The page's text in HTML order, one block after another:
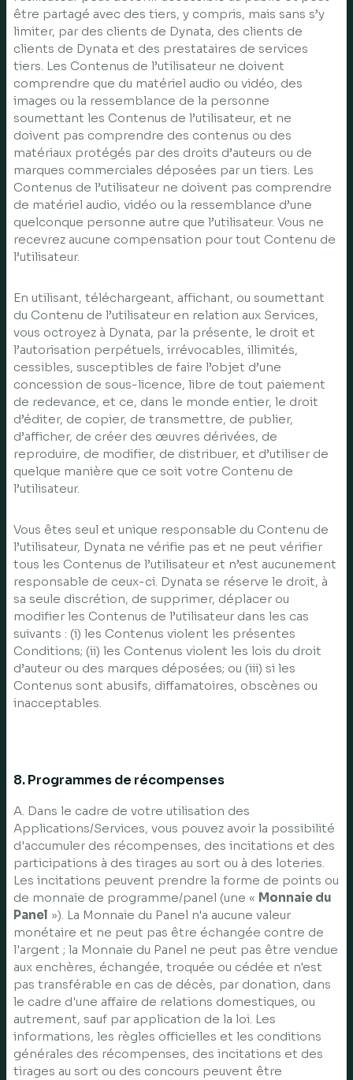
être partagé avec des tiers, y compris, mais sans s’y
limiter, par des clients de Dynata, des clients de
clients de Dynata et des prestataires de services
tiers. Les Contenus de l’utilisateur ne doivent
comprendre que du matériel audio ou vidéo, des
images ou la ressemblance de la personne
soumettant les Contenus de l’utilisateur, et ne
doivent pas comprendre des contenus ou des
matériaux protégés par des droits d’auteurs ou de
marques commerciales déposées par un tiers. Les
Contenus de l’utilisateur ne doivent pas comprendre
de matériel audio, vidéo ou la ressemblance d’une
quelconque personne autre que l’utilisateur. Vous ne
recevrez aucune compensation pour tout Contenu de
l’utilisateur.
En utilisant, téléchargeant, affichant, ou soumettant
du Contenu de l’utilisateur en relation aux Services,
vous octroyez à Dynata, par la présente, le droit et
l’autorisation perpétuels, irrévocables, illimités,
cessibles, susceptibles de faire l’objet d’une
concession de sous-licence, libre de tout paiement
de redevance, et ce, dans le monde entier, le droit
d’éditer, de copier, de transmettre, de publier,
d’afficher, de créer des œuvres dérivées, de
reproduire, de modifier, de distribuer, et d’utiliser de
quelque manière que ce soit votre Contenu de
l’utilisateur.
Vous êtes seul et unique responsable du Contenu de
l’utilisateur, Dynata ne vérifie pas et ne peut vérifier
tous les Contenus de l’utilisateur et n’est aucunement
responsable de ceux-ci. Dynata se réserve le droit, à
sa seule discrétion, de supprimer, déplacer ou
modifier les Contenus de l’utilisateur dans les cas
suivants : (i) les Contenus violent les présentes
Conditions; (ii) les Contenus violent les lois du droit
d’auteur ou des marques déposées; ou (iii) si les
Contenus sont abusifs, diffamatoires, obscènes ou
inacceptables.
8. Programmes de récompenses
A. Dans le cadre de votre utilisation des
Applications/Services, vous pouvez avoir la possibilité
d'accumuler des récompenses, des incitations et des
participations à des tirages au sort ou à des loteries.
Les incitations peuvent prendre la forme de points ou
de monnaie de programme/panel (une « Monnaie du
Panel »). La Monnaie du Panel n'a aucune valeur
monétaire et ne peut pas être échangée contre de
l'argent ; la Monnaie du Panel ne peut pas être vendue
aux enchères, échangée, troquée ou cédée et n'est
pas transférable en cas de décès, par donation, dans
le cadre d'une affaire de relations domestiques, ou
autrement, sauf par application de la loi. Les
informations, les règles officielles et les conditions
générales des récompenses, des incitations et des
tirages au sort ou des concours peuvent être